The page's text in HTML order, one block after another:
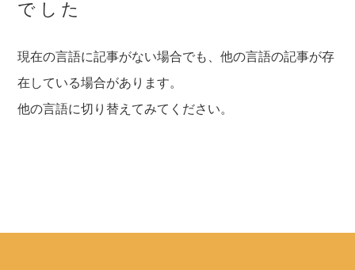
でした
現在の言語に記事がない場合でも、他の言語の記事が存
在している場合があります。
他の言語に切り替えてみてください。